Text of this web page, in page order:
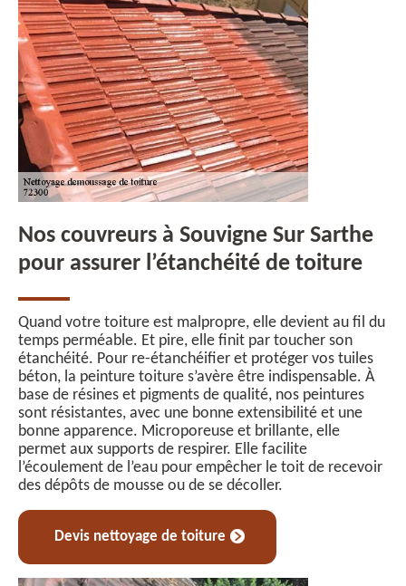
Nos couvreurs à Souvigne Sur Sarthe
pour assurer l’étanchéité de toiture
Quand votre toiture est malpropre, elle devient au fil du
temps perméable. Et pire, elle finit par toucher son
étanchéité. Pour re-étanchéifier et protéger vos tuiles
béton, la peinture toiture s’avère être indispensable. À
base de résines et pigments de qualité, nos peintures
sont résistantes, avec une bonne extensibilité et une
bonne apparence. Microporeuse et brillante, elle
permet aux supports de respirer. Elle facilite
l’écoulement de l’eau pour empêcher le toit de recevoir
des dépôts de mousse ou de se décoller.
Devis nettoyage de toiture